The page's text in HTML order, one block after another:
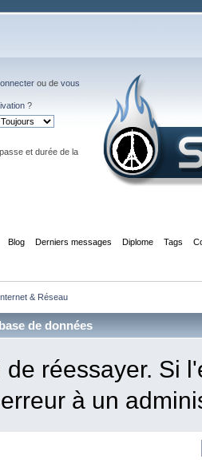
ou de vous
?
et durée de la
Blog Derniers messages Diplome Tags
& Réseau
de données
de réessayer. Si
à un